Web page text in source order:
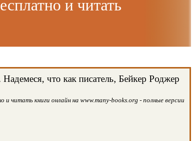
и читать
что как писатель, Бейкеp Роджер
читать книги онлайн на www.many-books.org - полные версии